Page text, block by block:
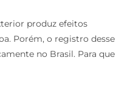
produz efeitos
Porém, o registro desse
no Brasil. Para que